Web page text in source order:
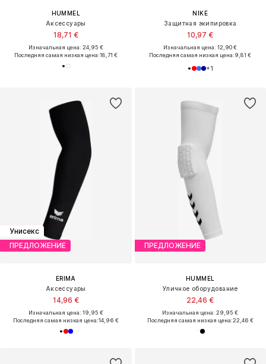
HUMMEL
Аксессуары
18,71 €
Изначальная цена: 24,95 €
Последняя самая низкая цена:18,71 €
NIKE
Защитная экипировка
10,97 €
Изначальная цена: 12,90 €
Последняя самая низкая цена:9,81 €
+1
Унисекс
ПРЕДЛОЖЕНИЕ
ERIMA
Аксессуары
14,96 €
Изначальная цена: 19,95 €
Последняя самая низкая цена:14,96 €
ПРЕДЛОЖЕНИЕ
HUMMEL
Уличное оборудование
22,46 €
Изначальная цена: 29,95 €
Последняя самая низкая цена:22,46 €